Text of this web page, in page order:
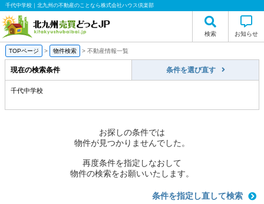
千代中学校｜北九州の不動産のことなら株式会社ハウス倶楽部
検索 お知らせ
TOPページ > 物件検索 > 不動産情報一覧
現在の検索条件 条件を選び直す
千代中学校
お探しの条件では
物件が見つかりませんでした。
再度条件を指定しなおして
物件の検索をお願いいたします。
条件を指定し直して検索